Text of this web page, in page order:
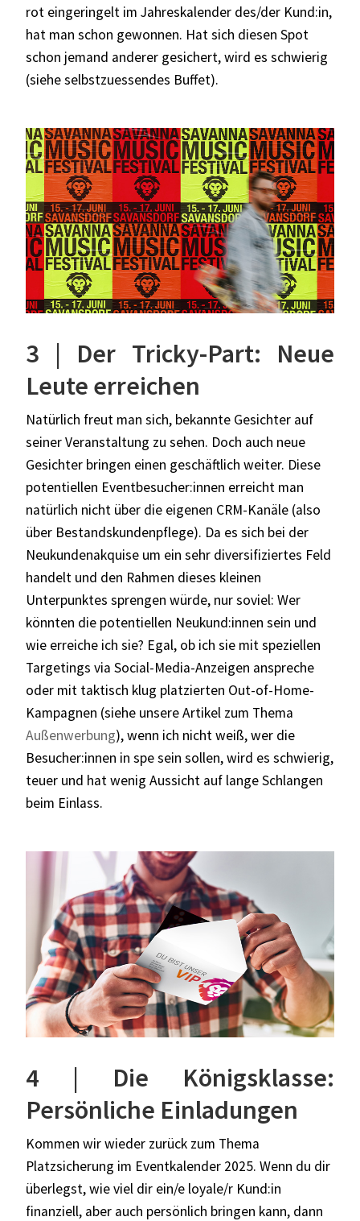
rot eingeringelt im Jahreskalender des/der Kund:in,
hat man schon gewonnen. Hat sich diesen Spot
schon jemand anderer gesichert, wird es schwierig
(siehe selbstzuessendes Buffet).
3 | Der Tricky-Part: Neue
Leute erreichen
Natürlich freut man sich, bekannte Gesichter auf
seiner Veranstaltung zu sehen. Doch auch neue
Gesichter bringen einen geschäftlich weiter. Diese
potentiellen Eventbesucher:innen erreicht man
natürlich nicht über die eigenen CRM-Kanäle (also
über Bestandskundenpflege). Da es sich bei der
Neukundenakquise um ein sehr diversifiziertes Feld
handelt und den Rahmen dieses kleinen
Unterpunktes sprengen würde, nur soviel: Wer
könnten die potentiellen Neukund:innen sein und
wie erreiche ich sie? Egal, ob ich sie mit speziellen
Targetings via Social-Media-Anzeigen anspreche
oder mit taktisch klug platzierten Out-of-Home-
Kampagnen (siehe unsere Artikel zum Thema
Außenwerbung), wenn ich nicht weiß, wer die
Besucher:innen in spe sein sollen, wird es schwierig,
teuer und hat wenig Aussicht auf lange Schlangen
beim Einlass.
4 | Die Königsklasse:
Persönliche Einladungen
Kommen wir wieder zurück zum Thema
Platzsicherung im Eventkalender 2025. Wenn du dir
überlegst, wie viel dir ein/e loyale/r Kund:in
finanziell, aber auch persönlich bringen kann, dann